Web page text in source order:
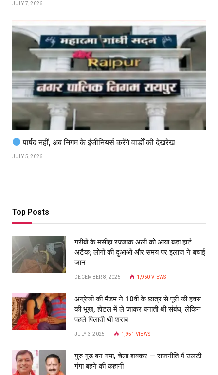
JULY 7, 2026
पार्षद नहीं, अब निगम के इंजीनियर्स करेंगे वार्डों की देखरेख
JULY 5, 2026
Top Posts
गरीबों के मसीहा रज्‍जाक अली को आया बड़ा हार्ट
अटैक; लोगों की दुआओं और समय पर इलाज ने बचाई
जान
DECEMBER 8, 2025 1,960 VIEWS
अंग्रेजी की मैडम ने 10वीं के छात्र से पूरी की हवस
की भूख, होटल में ले जाकर बनाती थी संबंध, लेकिन
पहले पिलाती थी शराब
JULY 3, 2025 1,951 VIEWS
गुरु गुड़ बन गया, चेला शक्कर — राजनीति में उलटी
गंगा बहने की कहानी